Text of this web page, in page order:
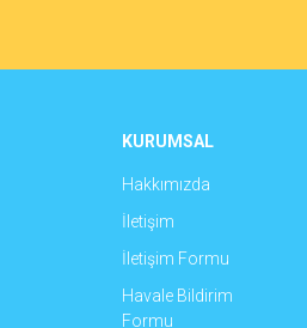
KURUMSAL
Hakkımızda
İletişim
İletişim Formu
Havale Bildirim
Formu